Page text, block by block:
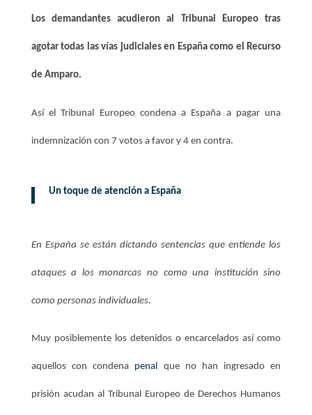
Los demandantes acudieron al Tribunal Europeo tras
agotar todas las vías judiciales en España como el Recurso
de Amparo.
Así el Tribunal Europeo condena a España a pagar una
indemnización con 7 votos a favor y 4 en contra.
Un toque de atención a España
En España se están dictando sentencias que entiende los
ataques a los monarcas no como una institución sino
como personas individuales.
Muy posiblemente los detenidos o encarcelados así como
aquellos con condena penal que no han ingresado en
prisión acudan al Tribunal Europeo de Derechos Humanos